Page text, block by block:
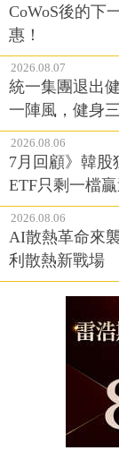
CoWoS後的下
惠！
2026.08.07
統一集團退出
一陣風，健身
2026.08.06
7月回顧》韓股
ETF只剩一檔
2026.08.06
AI散熱革命來
利散熱新戰場